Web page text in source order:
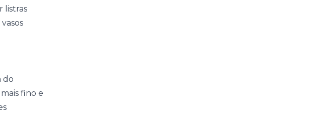
listras
do
fino e